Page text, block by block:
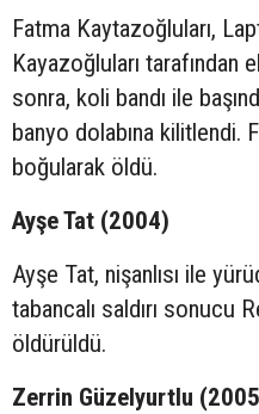
Fatma Kaytazoğluları,
Kayazoğluları tarafından
sonra, koli bandı ile
banyo dolabına kilitlendi.
boğularak öldü.
Ayşe Tat (2004)
Ayşe Tat, nişanlısı ile
tabancalı saldırı sonucu
öldürüldü.
Zerrin Güzelyurtlu